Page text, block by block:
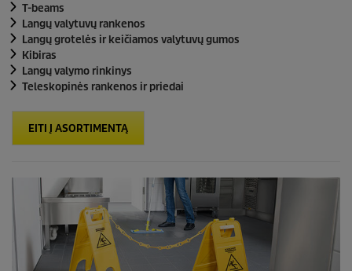
T-beams
Langų valytuvų rankenos
Langų grotelės ir keičiamos valytuvų gumos
Kibiras
Langų valymo rinkinys
Teleskopinės rankenos ir priedai
EITI Į ASORTIMENTĄ